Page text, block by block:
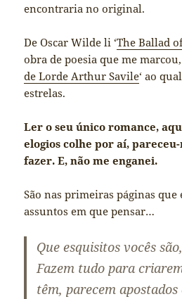
encontraria no original.
De Oscar Wilde li ‘The Ballad
obra de poesia que me
de Lorde Arthur Savile‘ ao
estrelas.
Ler o seu único romance,
elogios colhe por aí,
fazer. E, não me enganei.
São nas primeiras páginas que
assuntos em que pensar…
Que esquisitos vocês
Fazem tudo para
têm, parecem